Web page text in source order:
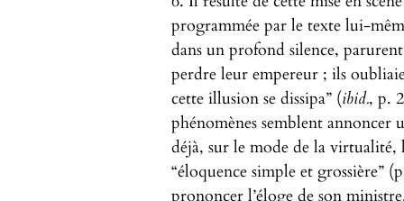
programmée par le texte lui-
dans un profond silence,
perdre leur empereur ; ils
cette illusion se dissipa” (ibid., p.
phénomènes semblent annoncer
déjà, sur le mode de la virtualité,
“éloquence simple et
prononcer l’éloge de son